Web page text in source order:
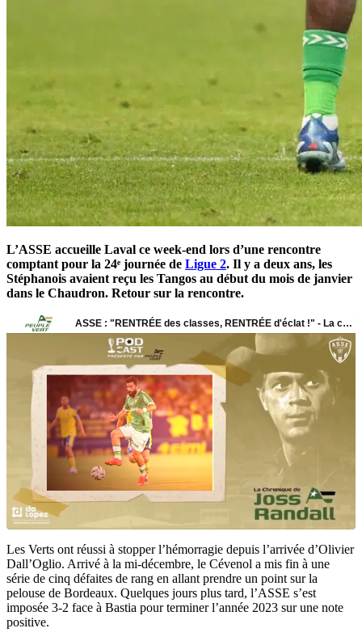
L’ASSE accueille Laval ce week-end lors d’une rencontre
comptant pour la 24ᵉ journée de Ligue 2. Il y a deux ans, les
Stéphanois avaient reçu les Tangos au début du mois de janvier
dans le Chaudron. Retour sur la rencontre.
Les Verts ont réussi à stopper l’hémorragie depuis l’arrivée d’Olivier
Dall’Oglio. Arrivé à la mi-décembre, le Cévenol a mis fin à une
série de cinq défaites de rang en allant prendre un point sur la
pelouse de Bordeaux. Quelques jours plus tard, l’ASSE s’est
imposée 3-2 face à Bastia pour terminer l’année 2023 sur une note
positive.